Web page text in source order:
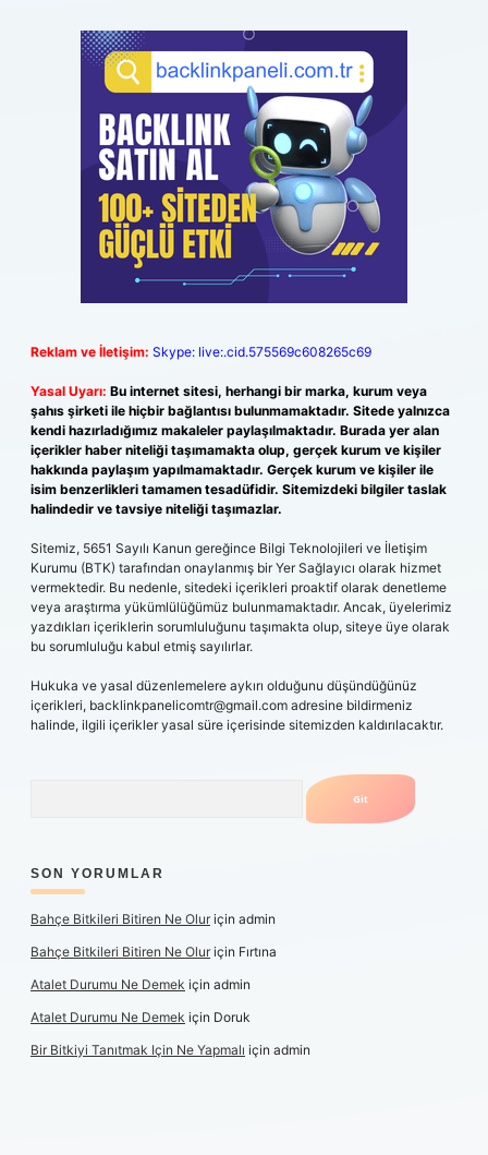
Reklam ve İletişim: Skype: live:.cid.575569c608265c69
Yasal Uyarı: Bu internet sitesi, herhangi bir marka, kurum veya
şahıs şirketi ile hiçbir bağlantısı bulunmamaktadır. Sitede yalnızca
kendi hazırladığımız makaleler paylaşılmaktadır. Burada yer alan
içerikler haber niteliği taşımamakta olup, gerçek kurum ve kişiler
hakkında paylaşım yapılmamaktadır. Gerçek kurum ve kişiler ile
isim benzerlikleri tamamen tesadüfidir. Sitemizdeki bilgiler taslak
halindedir ve tavsiye niteliği taşımazlar.
Sitemiz, 5651 Sayılı Kanun gereğince Bilgi Teknolojileri ve İletişim
Kurumu (BTK) tarafından onaylanmış bir Yer Sağlayıcı olarak hizmet
vermektedir. Bu nedenle, sitedeki içerikleri proaktif olarak denetleme
veya araştırma yükümlülüğümüz bulunmamaktadır. Ancak, üyelerimiz
yazdıkları içeriklerin sorumluluğunu taşımakta olup, siteye üye olarak
bu sorumluluğu kabul etmiş sayılırlar.
Hukuka ve yasal düzenlemelere aykırı olduğunu düşündüğünüz
içerikleri, backlinkpanelicomtr@gmail.com adresine bildirmeniz
halinde, ilgili içerikler yasal süre içerisinde sitemizden kaldırılacaktır.
SON YORUMLAR
Bahçe Bitkileri Bitiren Ne Oluriçin admin
Bahçe Bitkileri Bitiren Ne Oluriçin Fırtına
Atalet Durumu Ne Demek için admin
Atalet Durumu Ne Demek için Doruk
Bir Bitkiyi Tanıtmak Için Ne Yapmalı için admin